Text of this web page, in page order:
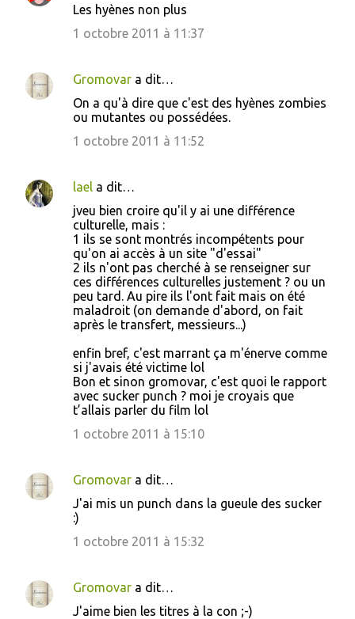
Les hyènes non plus
1 octobre 2011 à 11:37
Gromovar a dit…
On a qu'à dire que c'est des hyènes zombies
ou mutantes ou possédées.
1 octobre 2011 à 11:52
lael a dit…
jveu bien croire qu'il y ai une différence
culturelle, mais :
1 ils se sont montrés incompétents pour
qu'on ai accès à un site "d'essai"
2 ils n'ont pas cherché à se renseigner sur
ces différences culturelles justement ? ou un
peu tard. Au pire ils l'ont fait mais on été
maladroit (on demande d'abord, on fait
après le transfert, messieurs...)
enfin bref, c'est marrant ça m'énerve comme
si j'avais été victime lol
Bon et sinon gromovar, c'est quoi le rapport
avec sucker punch ? moi je croyais que
t’allais parler du film lol
1 octobre 2011 à 15:10
Gromovar a dit…
J'ai mis un punch dans la gueule des sucker
:)
1 octobre 2011 à 15:32
Gromovar a dit…
J'aime bien les titres à la con ;-)